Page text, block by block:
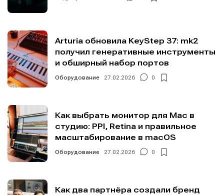
Arturia обновила KeyStep 37: mk2
получил генеративные инструменты
и обширный набор портов
Оборудование 27.02.2026 0
Как выбрать монитор для Mac в
студию: PPI, Retina и правильное
масштабирование в macOS
Оборудование 27.02.2026 0
Как два партнёра создали бренд